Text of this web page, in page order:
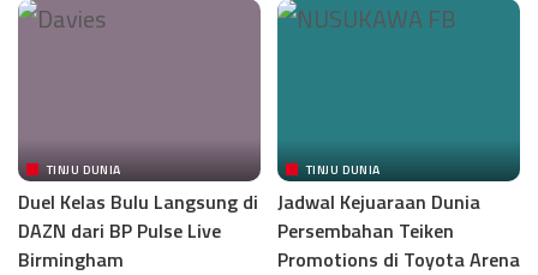
TINJU DUNIA
Duel Kelas Bulu Langsung di
DAZN dari BP Pulse Live
Birmingham
TINJU DUNIA
Jadwal Kejuaraan Dunia
Persembahan Teiken
Promotions di Toyota Arena